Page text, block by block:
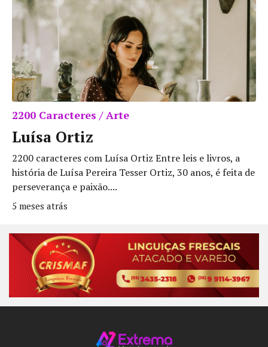
2200 Caracteres / Arte
Luísa Ortiz
2200 caracteres com Luísa Ortiz Entre leis e livros, a
história de Luísa Pereira Tesser Ortiz, 30 anos, é feita de
perseverança e paixão....
5 meses atrás